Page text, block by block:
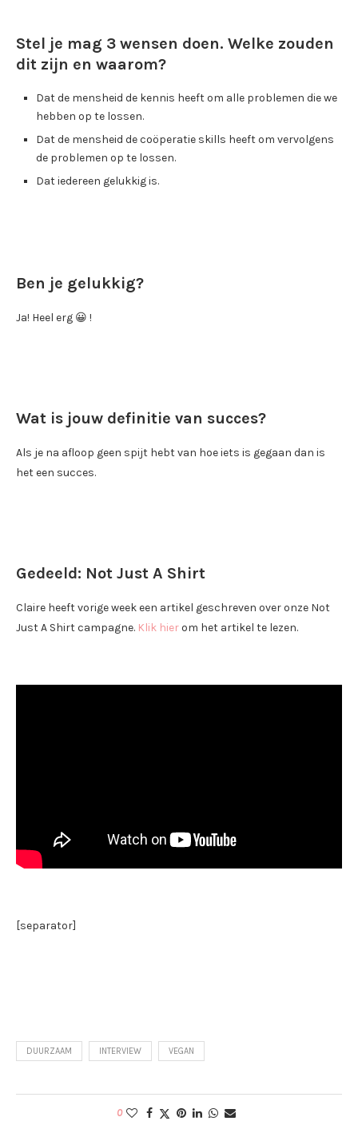
Stel je mag 3 wensen doen. Welke zouden
dit zijn en waarom?
Dat de mensheid de kennis heeft om alle problemen die we
hebben op te lossen.
Dat de mensheid de coöperatie skills heeft om vervolgens
de problemen op te lossen.
Dat iedereen gelukkig is.
Ben je gelukkig?
Ja! Heel erg 😀 !
Wat is jouw definitie van succes?
Als je na afloop geen spijt hebt van hoe iets is gegaan dan is
het een succes.
Gedeeld: Not Just A Shirt
Claire heeft vorige week een artikel geschreven over onze Not
Just A Shirt campagne. Klik hierom het artikel te lezen.
[separator]
DUURZAAM INTERVIEW VEGAN
0